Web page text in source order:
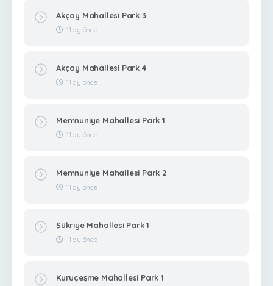
Akçay Mahallesi Park 3
11 ay önce
Akçay Mahallesi Park 4
11 ay önce
Memnuniye Mahallesi Park 1
11 ay önce
Memnuniye Mahallesi Park 2
11 ay önce
Şükriye Mahallesi Park 1
11 ay önce
Kuruçeşme Mahallesi Park 1